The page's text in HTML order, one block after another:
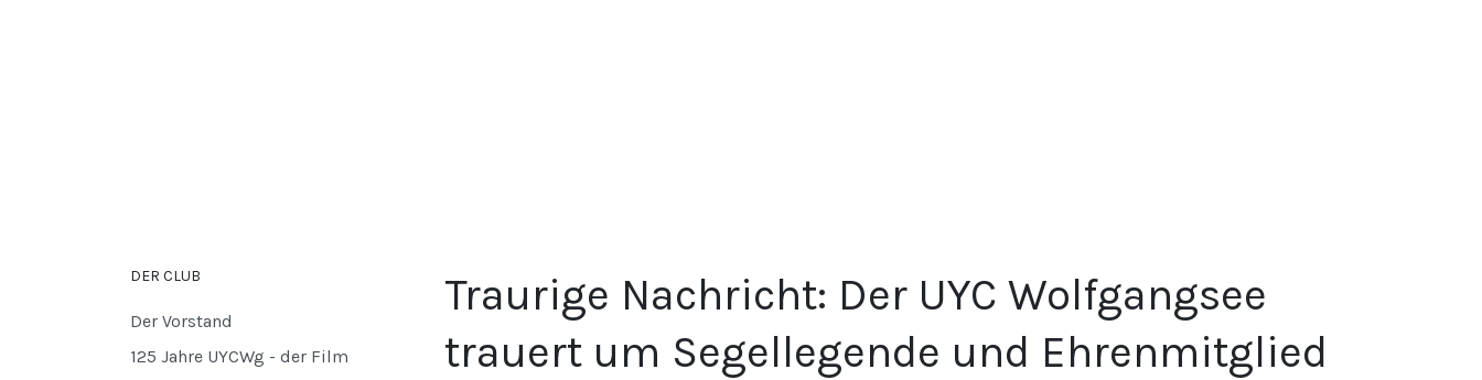
Traurige Nachricht: Der UYC Wolfgangsee
trauert um Segellegende und Ehrenmitglied
DER CLUB
Der Vorstand
125 Jahre UYCWg - der Film